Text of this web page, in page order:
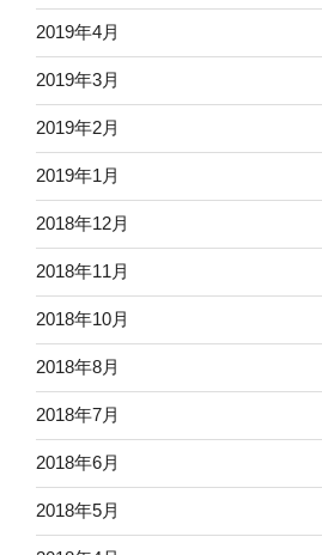
2019年4月
2019年3月
2019年2月
2019年1月
2018年12月
2018年11月
2018年10月
2018年8月
2018年7月
2018年6月
2018年5月